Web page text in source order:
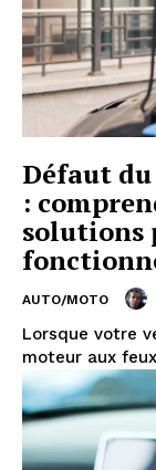
Défaut
:
solutions
AUTO/MOTO
Lorsque votre
moteur aux